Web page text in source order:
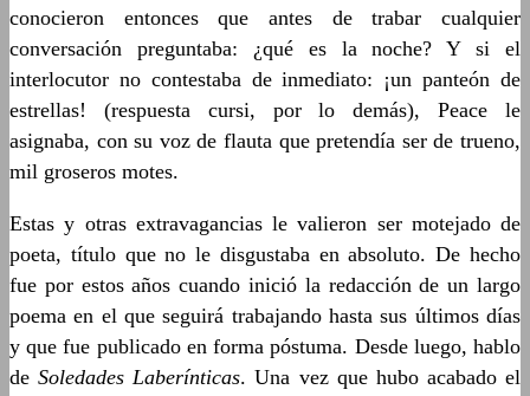
conocieron entonces que antes de trabar cualquier
conversación preguntaba: ¿qué es la noche? Y si el
interlocutor no contestaba de inmediato: ¡un panteón de
estrellas! (respuesta cursi, por lo demás), Peace le
asignaba, con su voz de flauta que pretendía ser de trueno,
mil groseros motes.
Estas y otras extravagancias le valieron ser motejado de
poeta, título que no le disgustaba en absoluto. De hecho
fue por estos años cuando inició la redacción de un largo
poema en el que seguirá trabajando hasta sus últimos días
y que fue publicado en forma póstuma. Desde luego, hablo
deSoledades Laberínticas. Una vez que hubo acabado el